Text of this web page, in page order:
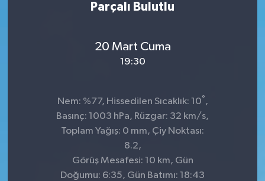
Parçalı Bulutlu
20 Mart Cuma
19:30
Nem: %77, Hissedilen Sıcaklık: 10° ,
Basınç: 1003 hPa, Rüzgar: 32 km/s,
Toplam Yağış: 0 mm, Çiy Noktası:
8.2,
Görüş Mesafesi: 10 km, Gün
Doğumu: 6:35, Gün Batımı: 18:43